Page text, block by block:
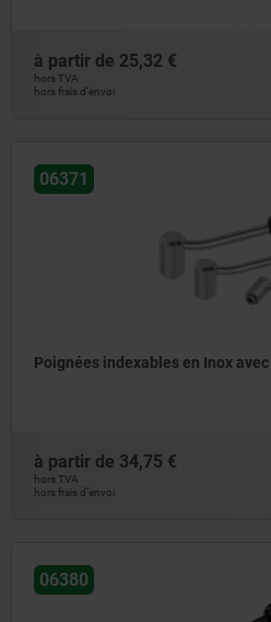
à partir de 25,32 €
hors TVA
hors frais d’envoi
06371
Poignées indexables en Inox
à partir de 34,75 €
hors TVA
hors frais d’envoi
06380